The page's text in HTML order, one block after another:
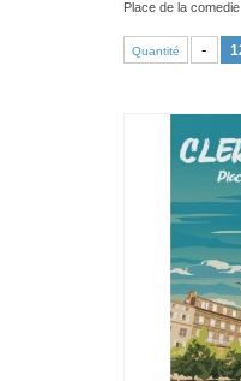
Place de la comedie
Quantité -